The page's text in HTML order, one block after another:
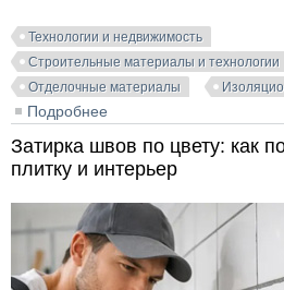
Технологии и недвижимость
Строительные материалы и технологии
Отделочные материалы
Подробнее
Затирка швов по цвету: как
плитку и интерьер